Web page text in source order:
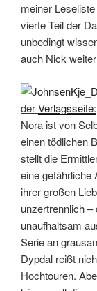
meiner
vierte Teil der
unbedingt
auch Nick
derVerlagsseite:
Nora ist von
einen tödlichen
stellt die
eine gefährliche
ihrer großen
unzertrennlich
unaufhaltsam
Serie an
Dypdal reißt
Hochtouren.